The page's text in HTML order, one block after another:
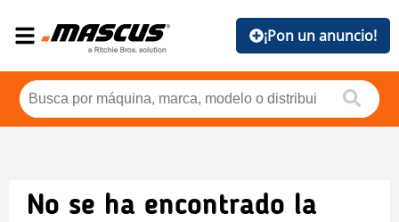
¡Pon un anuncio!
No se ha encontrado la